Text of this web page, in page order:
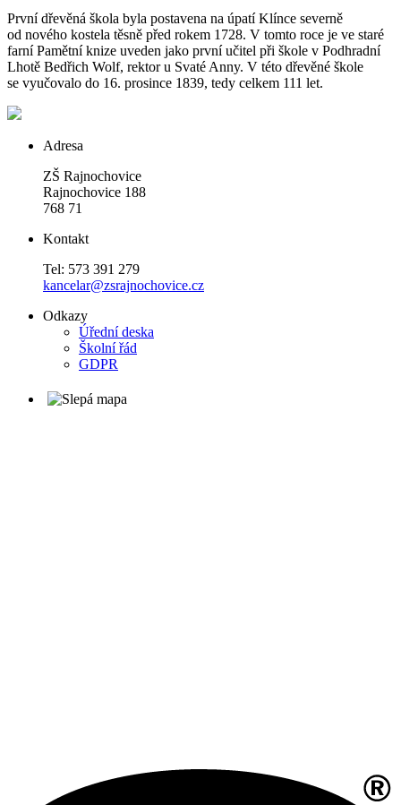
První dřevěná škola byla postavena na úpatí Klínce severně
od nového kostela těsně před rokem 1728. V tomto roce je ve staré
farní Pamětní knize uveden jako první učitel při škole v Podhradní
Lhotě Bedřich Wolf, rektor u Svaté Anny. V této dřevěné škole
se vyučovalo do 16. prosince 1839, tedy celkem 111 let.
Adresa
ZŠ Rajnochovice
Rajnochovice 188
768 71
Kontakt
Tel: 573 391 279
kancelar@zsrajnochovice.cz
Odkazy
Úřední deska
Školní řád
GDPR